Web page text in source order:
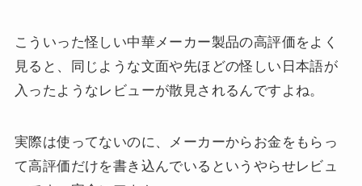
こういった怪しい中華メーカー製品の高評価をよく
見ると、同じような文面や先ほどの怪しい日本語が
入ったようなレビューが散見されるんですよね。
実際は使ってないのに、メーカーからお金をもらっ
て高評価だけを書き込んでいるというやらせレビュ